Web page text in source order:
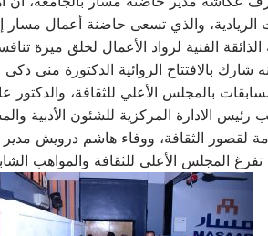
الريادية، والذي تسعى حاضنة أعمال
الذائقة الفنية لرواد الأعمال لخلق ميزة
شارك بالافتتاح الروائية الدكتورة منى ذكى
رئيس الادارة المركزية للشئون الأدبية
لقصور الثقافة، ووفاء هاشم درويش
المجلس الأعلى للثقافة والمواهب